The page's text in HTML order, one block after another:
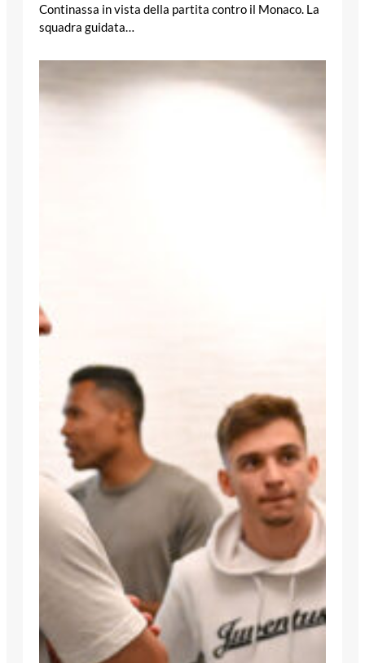
Continassa in vista della partita contro il Monaco. La
squadra guidata…